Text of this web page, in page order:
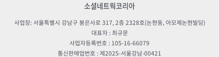
소셜네트웍코리아
사업장: 서울특별시 강남구 봉은사로 317, 2층 2328호(논현동, 아모제논현빌딩)
대표자 : 최규문
사업자등록번호 : 105-16-66079
통신판매업번호 : 제2025-서울강남-00421